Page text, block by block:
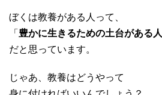
ぼくは教養がある人って、
「 豊かに生きるための土台がある人
だと思っています。
じゃあ、教養はどうやって